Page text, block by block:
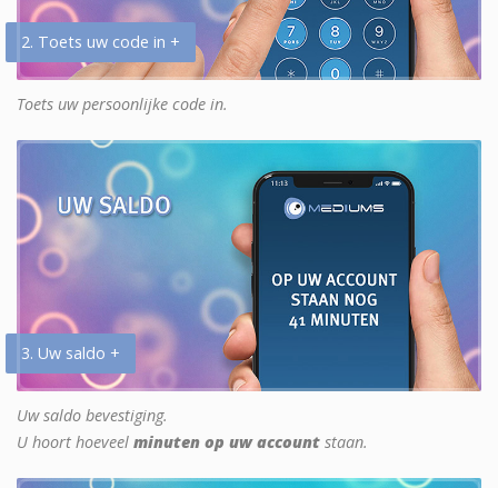
2. Toets uw code in +
Toets uw persoonlijke code in.
3. Uw saldo +
Uw saldo bevestiging.
U hoort hoeveel minuten op uw account staan.